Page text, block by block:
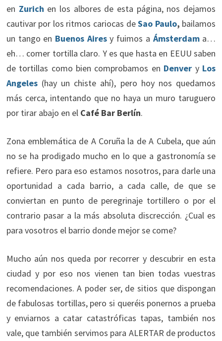
en Zurich en los albores de esta página, nos dejamos
cautivar por los ritmos cariocas deSao Paulo, bailamos
un tango en Buenos Airesy fuimos a Ámsterdama…
eh… comer tortilla claro. Y es que hasta en EEUU saben
de tortillas como bien comprobamos en Denver y Los
Angeles(hay un chiste ahí), pero hoy nos quedamos
más cerca, intentando que no haya un muro taruguero
por tirar abajo en el Café Bar Berlín.
Zona emblemática de A Coruña la de A Cubela, que aún
no se ha prodigado mucho en lo que a gastronomía se
refiere. Pero para eso estamos nosotros, para darle una
oportunidad a cada barrio, a cada calle, de que se
conviertan en punto de peregrinaje tortillero o por el
contrario pasar a la más absoluta discrección. ¿Cual es
para vosotros el barrio donde mejor se come?
Mucho aún nos queda por recorrer y descubrir en esta
ciudad y por eso nos vienen tan bien todas vuestras
recomendaciones. A poder ser, de sitios que dispongan
de fabulosas tortillas, pero si queréis ponernos a prueba
y enviarnos a catar catastróficas tapas, también nos
vale, que también servimos para ALERTAR de productos